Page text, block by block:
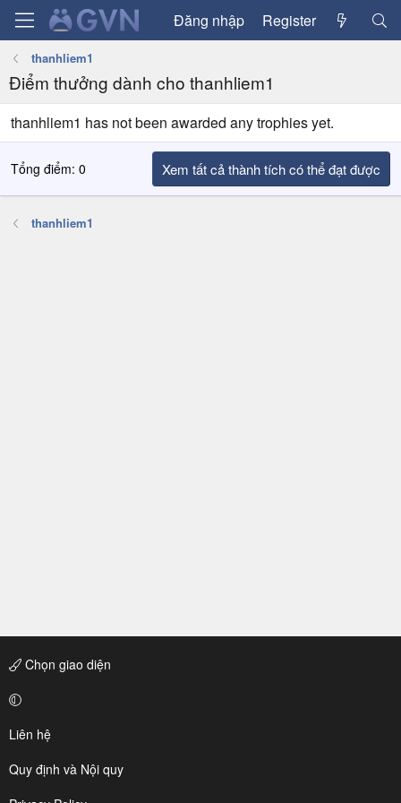
Đăng nhập Register
thanhliem1
Điểm thưởng dành cho thanhliem1
thanhliem1 has not been awarded any trophies yet.
Tổng điểm: 0 Xem tất cả thành tích có thể đạt được
thanhliem1
Chọn giao diện
Liên hệ
Quy định và Nội quy